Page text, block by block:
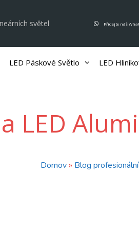
světel Přidejte náš
LED Páskové Světlo LED
LED
Domov» Blog